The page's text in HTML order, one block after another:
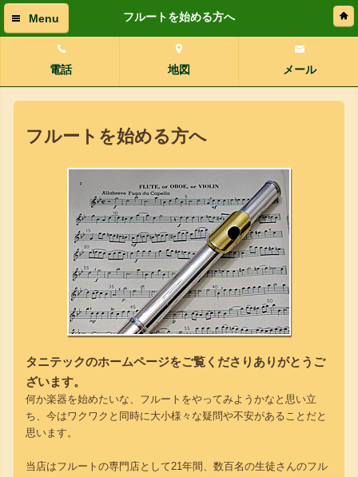
Menu フルートを始める方へ
電話 地図 メール
フルートを始める方へ
タニテックのホームページをご覧くださりありがとうご
ざいます。
何か楽器を始めたいな、フルートをやってみようかなと思い立
ち、今はワクワクと同時に大小様々な疑問や不安があることだと
思います。
当店はフルートの専門店として21年間、数百名の生徒さんのフル